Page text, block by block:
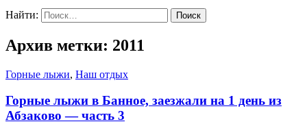
Найти:
Архив метки: 2011
Горные лыжи, Наш отдых
Горные лыжи в Банное, заезжали на 1 день из
Абзаково — часть 3